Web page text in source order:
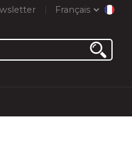
Français